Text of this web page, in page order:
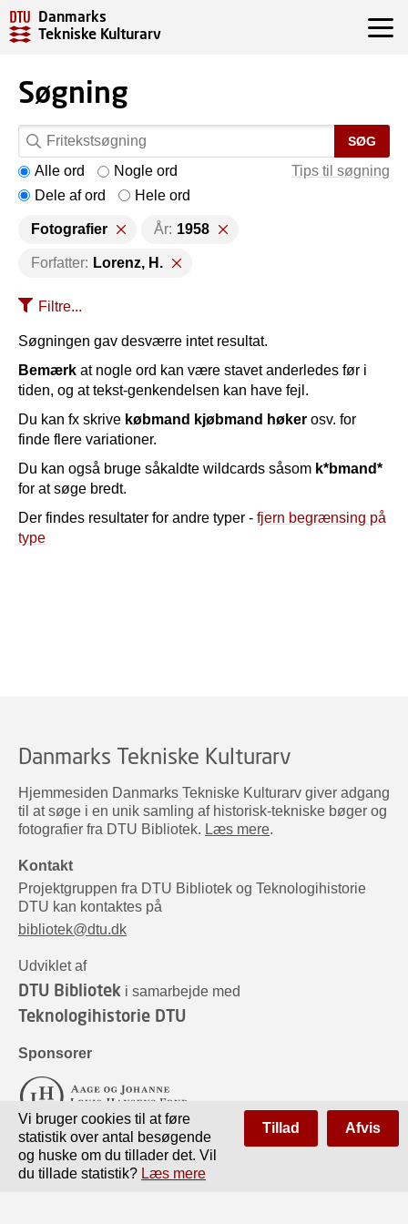
Danmarks
Tekniske Kulturarv
Søgning
SØG
Tips til søgning
Alle ord
Nogle ord
Dele af ord
Hele ord
Fotografier År: 1958
Forfatter: Lorenz, H.
Filtre...
Søgningen gav desværre intet resultat.
Bemærk at nogle ord kan være stavet anderledes før i
tiden, og at tekst-genkendelsen kan have fejl.
Du kan fx skrive købmand kjøbmand høker osv. for
finde flere variationer.
Du kan også bruge såkaldte wildcards såsom k*bmand*
for at søge bredt.
Der findes resultater for andre typer - fjern begrænsing på
type
Danmarks Tekniske Kulturarv
Hjemmesiden Danmarks Tekniske Kulturarv giver adgang
til at søge i en unik samling af historisk-tekniske bøger og
fotografier fra DTU Bibliotek. Læs mere.
Kontakt
Projektgruppen fra DTU Bibliotek og Teknologihistorie
DTU kan kontaktes på
bibliotek@dtu.dk
Udviklet af
DTU Bibliotek i samarbejde med
Teknologihistorie DTU
Sponsorer
Vi bruger cookies til at føre
statistik over antal besøgende
og huske om du tillader det. Vil
du tillade statistik? Læs mere
Tillad Afvis